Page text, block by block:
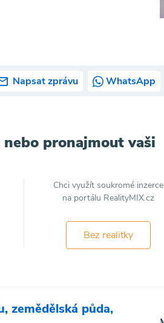
Napsat zprávu WhatsApp
pronajmout vaši
Chci využít soukromé inzerce
na portálu RealityMIX.cz
Bez realitky
zemědělská půda,